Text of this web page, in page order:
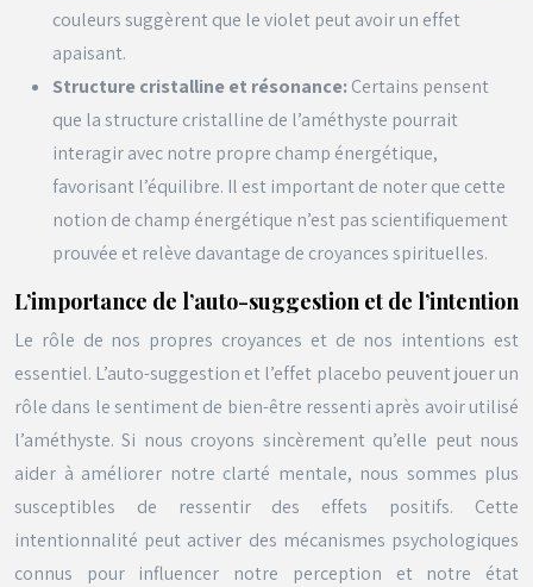
couleurs suggèrent que le violet peut avoir un effet
apaisant.
Structure cristalline et résonance:Certains pensent
que la structure cristalline de l’améthyste pourrait
interagir avec notre propre champ énergétique,
favorisant l’équilibre. Il est important de noter que cette
notion de champ énergétique n’est pas scientifiquement
prouvée et relève davantage de croyances spirituelles.
L’importance de l’auto-suggestion et de l’intention
Le rôle de nos propres croyances et de nos intentions est
essentiel. L’auto-suggestion et l’effet placebo peuvent jouer un
rôle dans le sentiment de bien-être ressenti après avoir utilisé
l’améthyste. Si nous croyons sincèrement qu’elle peut nous
aider à améliorer notre clarté mentale, nous sommes plus
susceptibles de ressentir des effets positifs. Cette
intentionnalité peut activer des mécanismes psychologiques
connus pour influencer notre perception et notre état